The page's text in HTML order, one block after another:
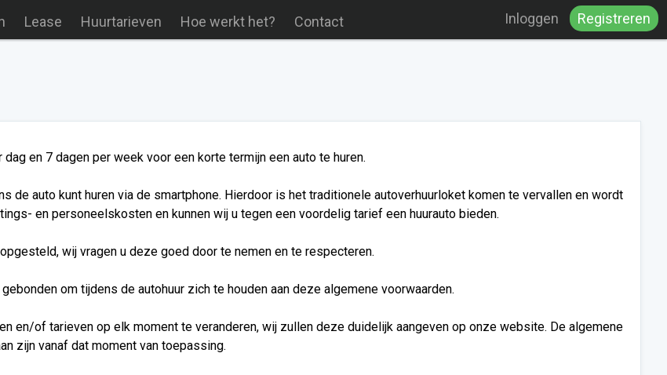
Lease Huurtarieven Hoe werkt het? Contact Inloggen Registreren
en 7 dagen per week voor een korte termijn een auto te huren.
de auto kunt huren via de smartphone. Hierdoor is het traditionele autoverhuurloket komen te vervallen en wordt
en personeelskosten en kunnen wij u tegen een voordelig tarief een huurauto bieden.
wij vragen u deze goed door te nemen en te respecteren.
om tijdens de autohuur zich te houden aan deze algemene voorwaarden.
en/of tarieven op elk moment te veranderen, wij zullen deze duidelijk aangeven op onze website. De algemene
zijn vanaf dat moment van toepassing.